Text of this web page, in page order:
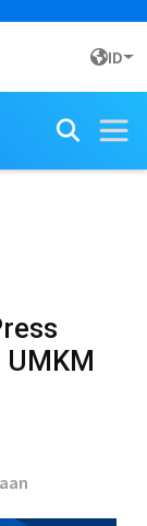
ID
UMKM